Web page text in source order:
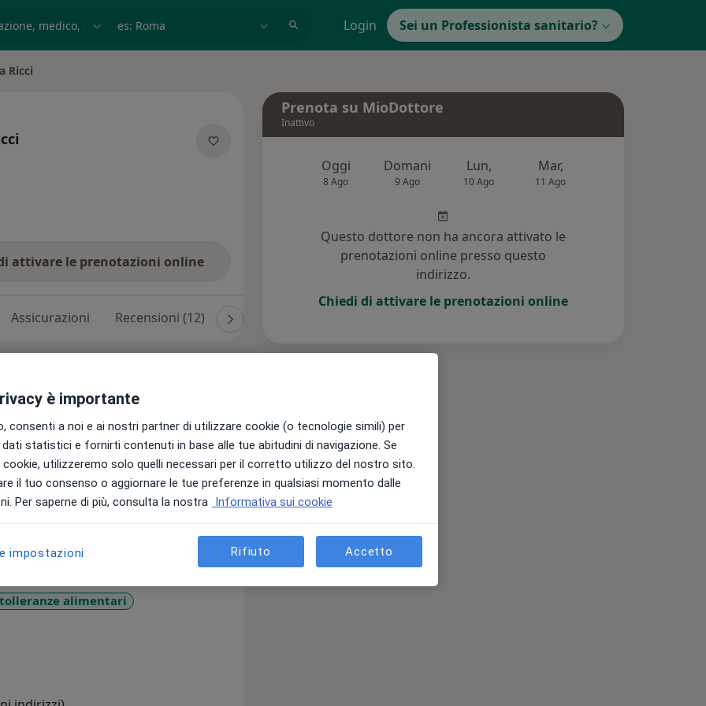
Login Sei un Professionista sanitario?
Ricci
attivare le prenotazioni online
Assicurazioni Recensioni (12) Risposte ai pazienti (2)
laureata in Scienze
Marche ed iscritta all'ordine dei
A matricola ERM_A04220.
un Master in Scienze
l'Università della Sapienza di
alla mia esperienza, sono in
empatico e professionale,
loro benessere.
mettere al centro della mia
personalizzato.
alimentari
Prenota su MioDottore
Inattivo
Oggi
8 Ago
Domani
9 Ago
Lun,
10 Ago
Mar,
11 Ago
Questo dottore non ha ancora attivato le
prenotazioni online presso questo
indirizzo.
Chiedi di attivare le prenotazioni online
è importante
consenti a noi e ai nostri partner di utilizzare cookie (o tecnologie simili) per
statistici e fornirti contenuti in base alle tue abitudini di navigazione. Se
utilizzeremo solo quelli necessari per il corretto utilizzo del nostro sito.
il tuo consenso o aggiornare le tue preferenze in qualsiasi momento dalle
Per saperne di più, consulta la nostra Informativa sui cookie
impostazioni Rifiuto Accetto